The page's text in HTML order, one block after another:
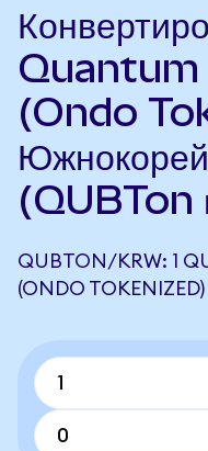
(Ondo
(QUBTon
QUBTON/KRW: 1
(ONDO